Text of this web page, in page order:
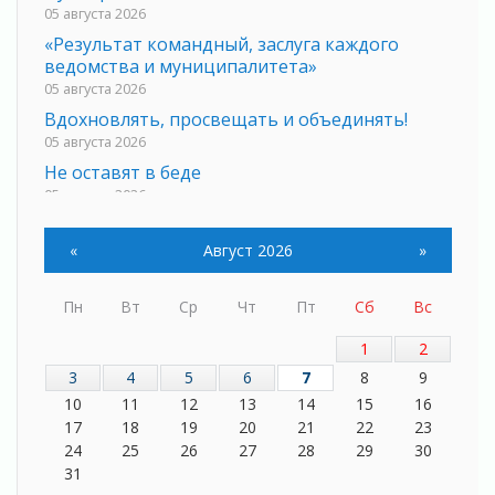
05 августа 2026
«Результат командный, заслуга каждого
ведомства и муниципалитета»
05 августа 2026
Вдохновлять, просвещать и объединять!
05 августа 2026
Не оставят в беде
05 августа 2026
На лидирующих позициях
04 августа 2026
Итоги конкурса «Лучший работник
Кадрового центра – 2026» подведены!
Ставка на дисциплину на перекрестках
04 августа 2026
В Ленобласти растет потребление
мобильного трафика
04 августа 2026
Полумрак бьёт по карману
« Август 2026 »
Пн Вт Ср Чт Пт Сб
Вс
1
2
3
4 5 6 7 8
9
10
11 12 13 14 15
16
17
18 19 20 21 22
23
24
25 26 27 28 29
30
31